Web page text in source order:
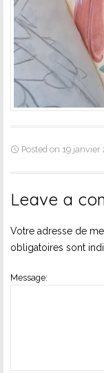
Posted on 19 janvier
Leave a
Votre adresse de
obligatoires sont
Message: